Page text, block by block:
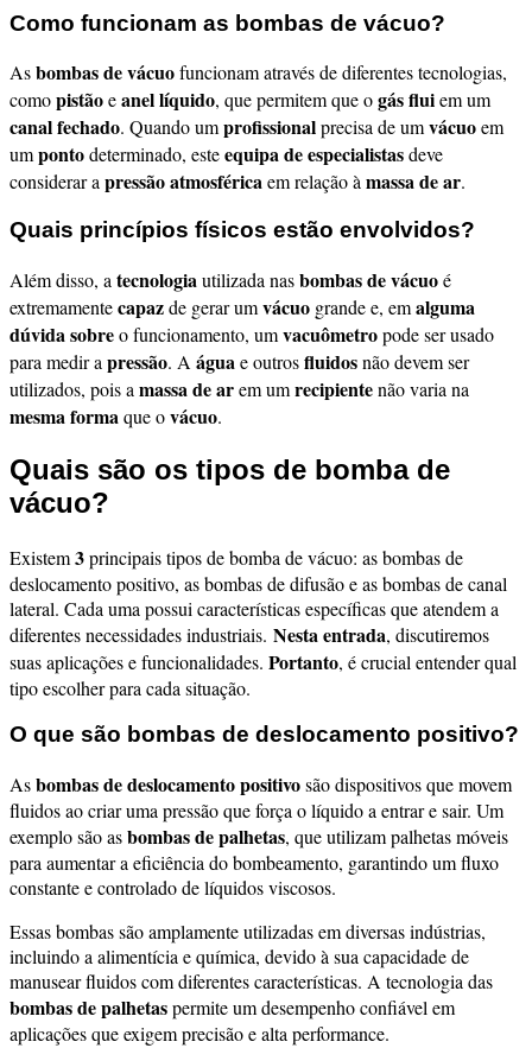
Como funcionam as bombas de vácuo?
Asbombas de vácuofuncionam através de diferentes tecnologias,
comopistãoeanel líquido, que permitem que ogás fluiem um
canal fechado. Quando umprofissionalprecisa de umvácuoem
umpontodeterminado, esteequipa de especialistasdeve
considerar apressão atmosféricaem relação àmassa de ar.
Quais princípios físicos estão envolvidos?
Além disso, a tecnologiautilizada nasbombas de vácuoé
extremamentecapazde gerar umvácuo grande e, emalguma
dúvida sobreo funcionamento, umvacuômetropode ser usado
para medir a pressão. A águae outrosfluidosnão devem ser
utilizados, pois a massa de arem umrecipientenão varia na
mesma formaque ovácuo.
Quais são os tipos de bomba de
vácuo?
Existem3principais tipos de bomba de vácuo: as bombas de
deslocamento positivo, as bombas de difusão e as bombas de canal
lateral. Cada uma possui características específicas que atendem a
diferentes necessidades industriais. Nesta entrada, discutiremos
suas aplicações e funcionalidades. Portanto, é crucial entender qual
tipo escolher para cada situação.
O que são bombas de deslocamento positivo?
Asbombas de deslocamento positivosão dispositivos que movem
fluidos ao criar uma pressão que força o líquido a entrar e sair. Um
exemplo são asbombas de palhetas, que utilizam palhetas móveis
para aumentar a eficiência do bombeamento, garantindo um fluxo
constante e controlado de líquidos viscosos.
Essas bombas são amplamente utilizadas em diversas indústrias,
incluindo a alimentícia e química, devido à sua capacidade de
manusear fluidos com diferentes características. A tecnologia das
bombas de palhetaspermite um desempenho confiável em
aplicações que exigem precisão e alta performance.